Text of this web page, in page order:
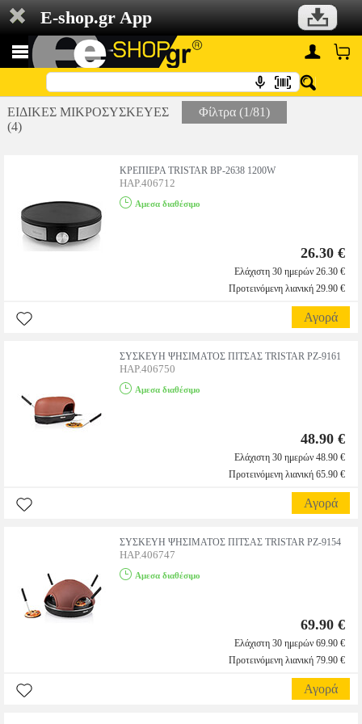
E-shop.gr App
ΕΙΔΙΚΕΣ ΜΙΚΡΟΣΥΣΚΕΥΕΣ
(4)
Φίλτρα (1/81)
ΚΡΕΠΙΕΡΑ TRISTAR BP-2638 1200W
HAP.406712
Αμεσα διαθέσιμο
26.30 €
Ελάχιστη 30 ημερών 26.30 €
Προτεινόμενη λιανική 29.90 €
Αγορά
ΣΥΣΚΕΥΗ ΨΗΣΙΜΑΤΟΣ ΠΙΤΣΑΣ TRISTAR PZ-9161
HAP.406750
Αμεσα διαθέσιμο
48.90 €
Ελάχιστη 30 ημερών 48.90 €
Προτεινόμενη λιανική 65.90 €
Αγορά
ΣΥΣΚΕΥΗ ΨΗΣΙΜΑΤΟΣ ΠΙΤΣΑΣ TRISTAR PZ-9154
HAP.406747
Αμεσα διαθέσιμο
69.90 €
Ελάχιστη 30 ημερών 69.90 €
Προτεινόμενη λιανική 79.90 €
Αγορά